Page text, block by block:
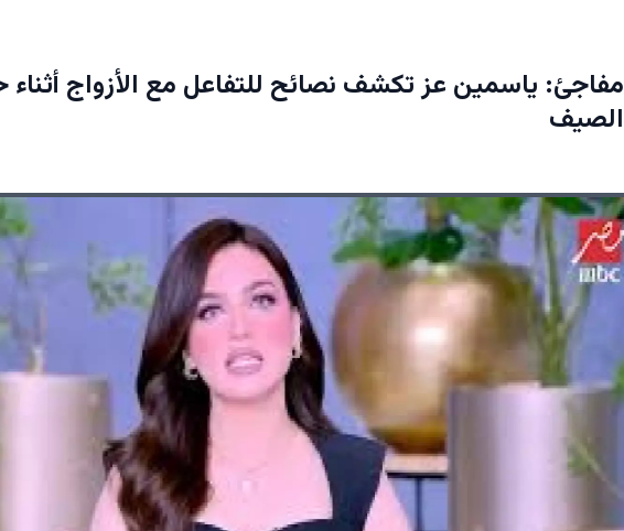
مفاجئ: ياسمين عز تكشف نصائح للتفاعل مع الأزواج أثناء
الصيف